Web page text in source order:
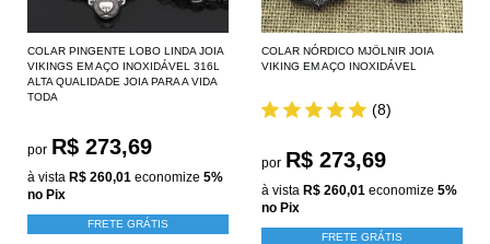
COLAR PINGENTE LOBO LINDA JOIA
VIKINGS EM AÇO INOXIDÁVEL 316L
ALTA QUALIDADE JOIA PARA A VIDA
TODA
por R$ 273,69
à vista R$ 260,01 economize 5%
no Pix
FRETE GRÁTIS
COLAR NÓRDICO MJÖLNIR JOIA
VIKING EM AÇO INOXIDÁVEL
(8)
por R$ 273,69
à vista R$ 260,01 economize 5%
no Pix
FRETE GRÁTIS